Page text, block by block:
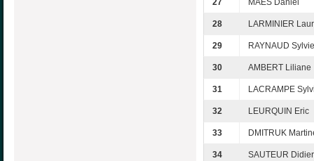
27 MAES Daniel
28 LARMINIER
29 RAYNAUD Sylvie
30 AMBERT Liliane
31 LACRAMPE
32 LEURQUIN Eric
33 DMITRUK
34 SAUTEUR Didier